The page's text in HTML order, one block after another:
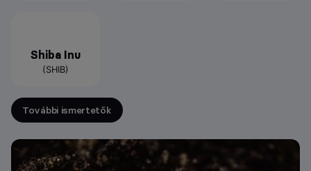
Shiba Inu
(SHIB)
További ismertetők